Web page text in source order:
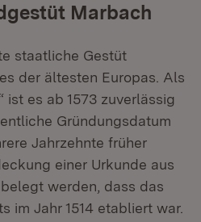
Marbach
staatliche Gestüt
der ältesten Europas. Als
ist es ab 1573 zuverlässig
Gründungsdatum
Jahrzehnte früher
einer Urkunde aus
werden, dass das
im Jahr 1514 etabliert war.